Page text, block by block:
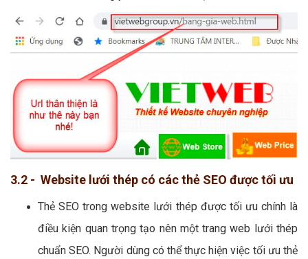
3.2 - Website lưới thép có các thẻ SEO được tối ưu
Thẻ SEO trong website lưới thép được tối ưu chính là
điều kiện quan trọng tạo nên một trang web lưới thép
chuẩn SEO. Người dùng có thể thực hiện việc tối ưu thẻ